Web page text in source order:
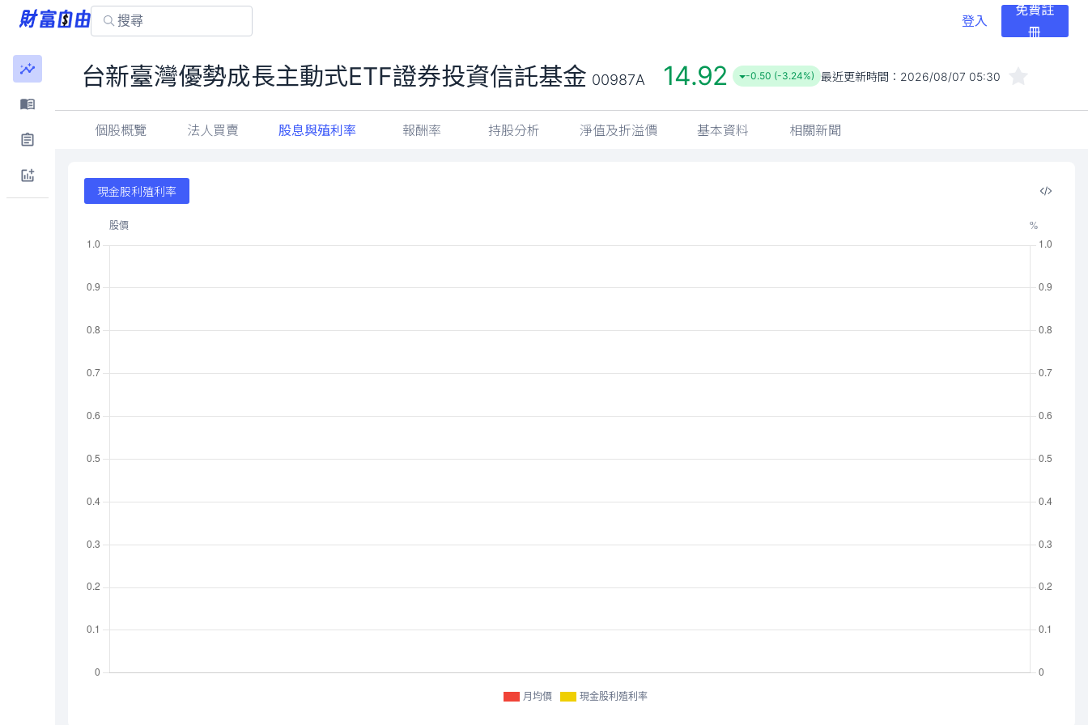
登入
免費註
冊
台新臺灣優勢成長主動式ETF證券投資信託基金 00987A 14.92 -0.50 (-3.24%) 最近更新時間： 2026/08/07 05:30
個股概覽 法人買賣 股息與殖利率 報酬率 持股分析 淨值及折溢價 基本資料 相關新聞
現金股利殖利率
月均價 現金股利殖利率